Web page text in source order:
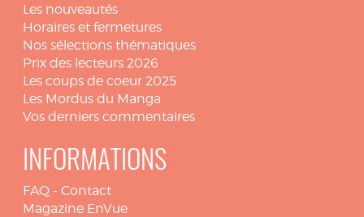
Les nouveautés
Horaires et fermetures
Nos sélections thématiques
Prix des lecteurs 2026
Les coups de coeur 2025
Les Mordus du Manga
Vos derniers commentaires
INFORMATIONS
FAQ - Contact
Magazine EnVue